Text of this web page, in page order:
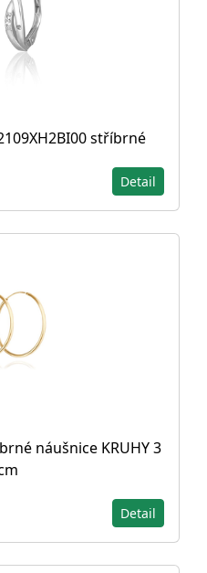
stříbrné
Detail
náušnice KRUHY 3
Detail